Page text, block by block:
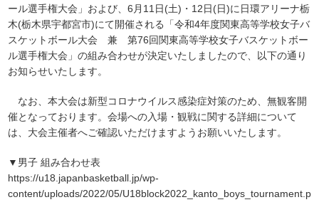
ール選手権大会」および、6月11日(土)・12日(日)に日環アリーナ栃
木(栃木県宇都宮市)にて開催される「令和4年度関東高等学校女子バ
スケットボール大会 兼 第76回関東高等学校女子バスケットボー
ル選手権大会」の組み合わせが決定いたしましたので、以下の通り
お知らせいたします。
なお、本大会は新型コロナウイルス感染症対策のため、無観客開
催となっております。会場への入場・観戦に関する詳細について
は、大会主催者へご確認いただけますようお願いいたします。
▼男子 組み合わせ表
https://u18.japanbasketball.jp/wp-
content/uploads/2022/05/